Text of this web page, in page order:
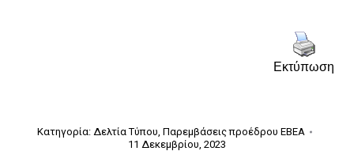
Εκτύπωση
Κατηγορία: Δελτία Τύπου, Παρεμβάσεις προέδρου ΕΒΕΑ
11 Δεκεμβρίου, 2023